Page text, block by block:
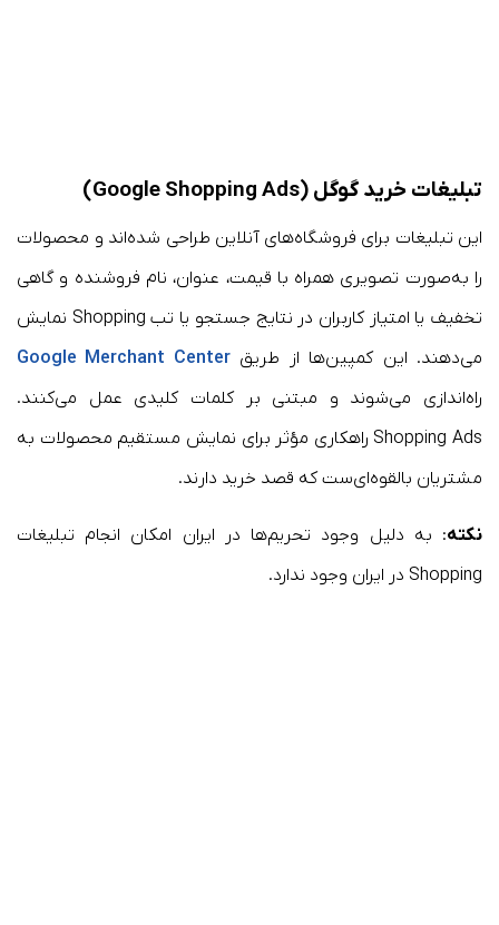
تبلیغات خرید گوگل (Google Shopping Ads)
این تبلیغات برای فروشگاه‌های آنلاین طراحی شده‌اند و محصولات
را به‌صورت تصویری همراه با قیمت، عنوان، نام فروشنده و گاهی
تخفیف یا امتیاز کاربران در نتایج جستجو یا تب Shopping نمایش
می‌دهند. این کمپین‌ها از طریقGoogle Merchant Center
راه‌اندازی می‌شوند و مبتنی بر کلمات کلیدی عمل می‌کنند.
Shopping Ads راهکاری مؤثر برای نمایش مستقیم محصولات به
مشتریان بالقوه‌ای‌ست که قصد خرید دارند.
نکته: به دلیل وجود تحریم‌ها در ایران امکان انجام تبلیغات
Shopping در ایران وجود ندارد.